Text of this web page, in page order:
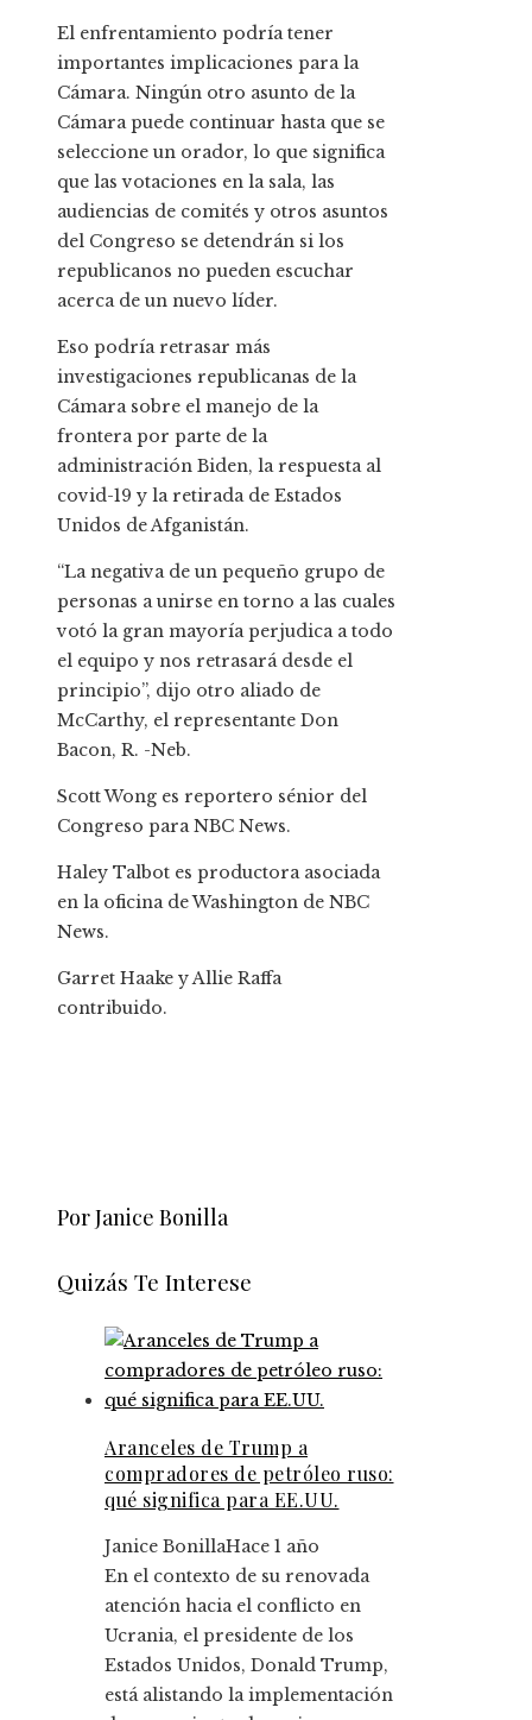
El enfrentamiento podría tener
importantes implicaciones para la
Cámara. Ningún otro asunto de la
Cámara puede continuar hasta que se
seleccione un orador, lo que significa
que las votaciones en la sala, las
audiencias de comités y otros asuntos
del Congreso se detendrán si los
republicanos no pueden escuchar
acerca de un nuevo líder.
Eso podría retrasar más
investigaciones republicanas de la
Cámara sobre el manejo de la
frontera por parte de la
administración Biden, la respuesta al
covid-19 y la retirada de Estados
Unidos de Afganistán.
“La negativa de un pequeño grupo de
personas a unirse en torno a las cuales
votó la gran mayoría perjudica a todo
el equipo y nos retrasará desde el
principio”, dijo otro aliado de
McCarthy, el representante Don
Bacon, R. -Neb.
Scott Wong es reportero sénior del
Congreso para NBC News.
Haley Talbot es productora asociada
en la oficina de Washington de NBC
News.
Garret Haake yAllie Raffa
contribuido.
Por Janice Bonilla
Quizás Te Interese
Aranceles de Trump a
compradores de petróleo ruso:
qué significa para EE.UU.
Janice BonillaHace 1 año
En el contexto de su renovada
atención hacia el conflicto en
Ucrania, el presidente de los
Estados Unidos, Donald Trump,
está alistando la implementación